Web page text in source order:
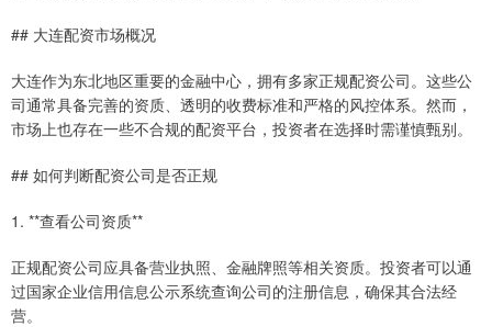
## 大连配资市场概况
大连作为东北地区重要的金融中心，拥有多家正规配资公司。这些公
司通常具备完善的资质、透明的收费标准和严格的风控体系。然而，
市场上也存在一些不合规的配资平台，投资者在选择时需谨慎甄别。
## 如何判断配资公司是否正规
1. **查看公司资质**
正规配资公司应具备营业执照、金融牌照等相关资质。投资者可以通
过国家企业信用信息公示系统查询公司的注册信息，确保其合法经
营。